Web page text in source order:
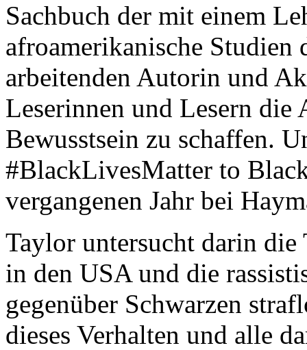
Sachbuch der mit einem
afroamerikanische
arbeitenden Autorin und
Leserinnen und Lesern die
Bewusstsein zu schaffen.
#BlackLivesMatter to
vergangenen Jahr bei
Taylor untersucht darin die
in den USA und die
gegenüber Schwarzen
dieses Verhalten und alle